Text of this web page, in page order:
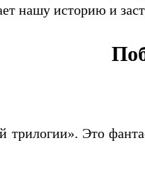
нашу историю и
Это